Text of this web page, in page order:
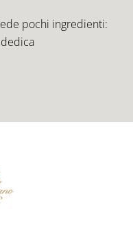
pochi ingredienti: